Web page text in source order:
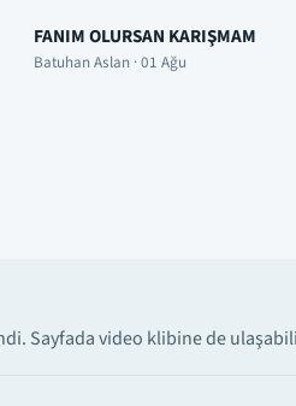
Sayfada video klibine de
FANIM OLURSAN KARIŞMAM
Batuhan Aslan · 01 Ağu